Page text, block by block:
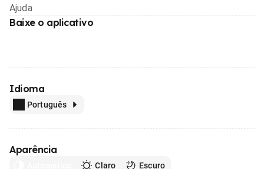
Ajuda
Baixe o aplicativo
Idioma
Português
Aparência
Claro Escuro